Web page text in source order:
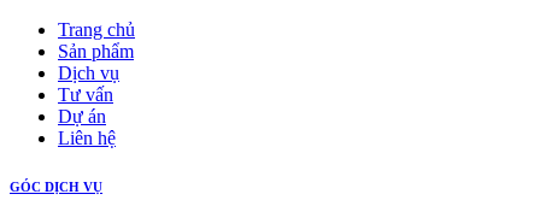
Trang chủ
Sản phẩm
Dịch vụ
Tư vấn
Dự án
Liên hệ
GÓC DỊCH VỤ